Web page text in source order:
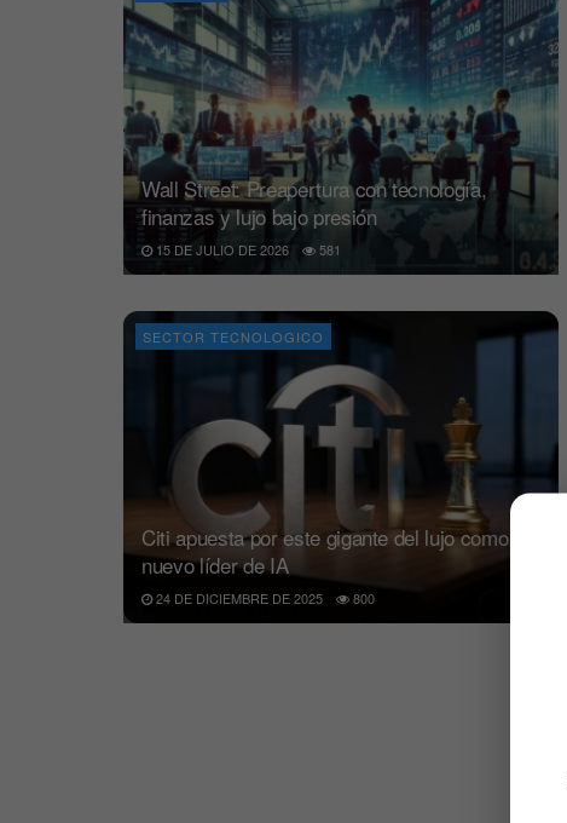
Wall Street: Preapertura con tecnología,
finanzas y lujo bajo presión
15 DE JULIO DE 2026 581
SECTOR TECNOLOGICO
Citi apuesta por este gigante del lujo como el
nuevo líder de IA
24 DE DICIEMBRE DE 2025 800